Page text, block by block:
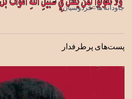
جاودانه ها=فردوسیان
پست‌های پرطرفدار